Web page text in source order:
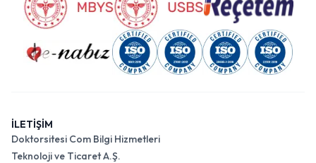
İLETİŞİM
Doktorsitesi Com Bilgi Hizmetleri
Teknoloji ve Ticaret A.Ş.